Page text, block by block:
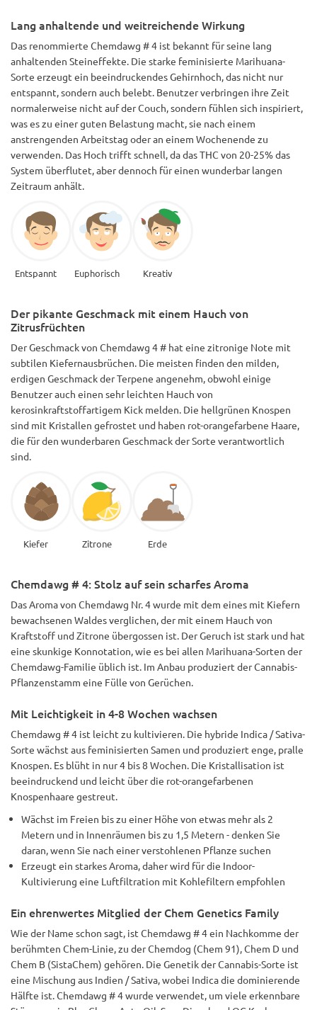
Lang anhaltende und weitreichende Wirkung
Das renommierte Chemdawg # 4 ist bekannt für seine lang
anhaltenden Steineffekte. Die starke feminisierte Marihuana-
Sorte erzeugt ein beeindruckendes Gehirnhoch, das nicht nur
entspannt, sondern auch belebt. Benutzer verbringen ihre Zeit
normalerweise nicht auf der Couch, sondern fühlen sich inspiriert,
was es zu einer guten Belastung macht, sie nach einem
anstrengenden Arbeitstag oder an einem Wochenende zu
verwenden. Das Hoch trifft schnell, da das THC von 20-25% das
System überflutet, aber dennoch für einen wunderbar langen
Zeitraum anhält.
Entspannt Euphorisch Kreativ
Der pikante Geschmack mit einem Hauch von
Zitrusfrüchten
Der Geschmack von Chemdawg 4 # hat eine zitronige Note mit
subtilen Kiefernausbrüchen. Die meisten finden den milden,
erdigen Geschmack der Terpene angenehm, obwohl einige
Benutzer auch einen sehr leichten Hauch von
kerosinkraftstoffartigem Kick melden. Die hellgrünen Knospen
sind mit Kristallen gefrostet und haben rot-orangefarbene Haare,
die für den wunderbaren Geschmack der Sorte verantwortlich
sind.
Kiefer Zitrone Erde
Chemdawg # 4: Stolz auf sein scharfes Aroma
Das Aroma von Chemdawg Nr. 4 wurde mit dem eines mit Kiefern
bewachsenen Waldes verglichen, der mit einem Hauch von
Kraftstoff und Zitrone übergossen ist. Der Geruch ist stark und hat
eine skunkige Konnotation, wie es bei allen Marihuana-Sorten der
Chemdawg-Familie üblich ist. Im Anbau produziert der Cannabis-
Pflanzenstamm eine Fülle von Gerüchen.
Mit Leichtigkeit in 4-8 Wochen wachsen
Chemdawg # 4 ist leicht zu kultivieren. Die hybride Indica / Sativa-
Sorte wächst aus feminisierten Samen und produziert enge, pralle
Knospen. Es blüht in nur 4 bis 8 Wochen. Die Kristallisation ist
beeindruckend und leicht über die rot-orangefarbenen
Knospenhaare gestreut.
Wächst im Freien bis zu einer Höhe von etwas mehr als 2
Metern und in Innenräumen bis zu 1,5 Metern - denken Sie
daran, wenn Sie nach einer verstohlenen Pflanze suchen
Erzeugt ein starkes Aroma, daher wird für die Indoor-
Kultivierung eine Luftfiltration mit Kohlefiltern empfohlen
Ein ehrenwertes Mitglied der Chem Genetics Family
Wie der Name schon sagt, ist Chemdawg # 4 ein Nachkomme der
berühmten Chem-Linie, zu der Chemdog (Chem 91), Chem D und
Chem B (SistaChem) gehören. Die Genetik der Cannabis-Sorte ist
eine Mischung aus Indien / Sativa, wobei Indica die dominierende
Hälfte ist. Chemdawg # 4 wurde verwendet, um viele erkennbare